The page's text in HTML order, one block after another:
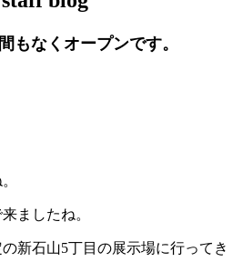
なくオープンです。
ましたね。
新石山5丁目の展示場に行ってき